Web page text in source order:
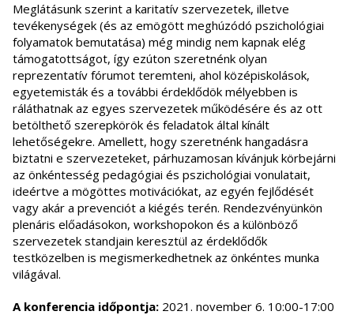
Meglátásunk szerint a karitatív szervezetek, illetve
tevékenységek (és az emögött meghúzódó pszichológiai
folyamatok bemutatása) még mindig nem kapnak elég
támogatottságot, így ezúton szeretnénk olyan
reprezentatív fórumot teremteni, ahol középiskolások,
egyetemisták és a további érdeklődök mélyebben is
ráláthatnak az egyes szervezetek működésére és az ott
betölthető szerepkörök és feladatok által kínált
lehetőségekre. Amellett, hogy szeretnénk hangadásra
biztatni e szervezeteket, párhuzamosan kívánjuk körbejárni
az önkéntesség pedagógiai és pszichológiai vonulatait,
ideértve a mögöttes motivációkat, az egyén fejlődését
vagy akár a prevenciót a kiégés terén. Rendezvényünkön
plenáris előadásokon, workshopokon és a különböző
szervezetek standjain keresztül az érdeklődők
testközelben is megismerkedhetnek az önkéntes munka
világával.
A konferencia időpontja: 2021. november 6. 10:00-17:00